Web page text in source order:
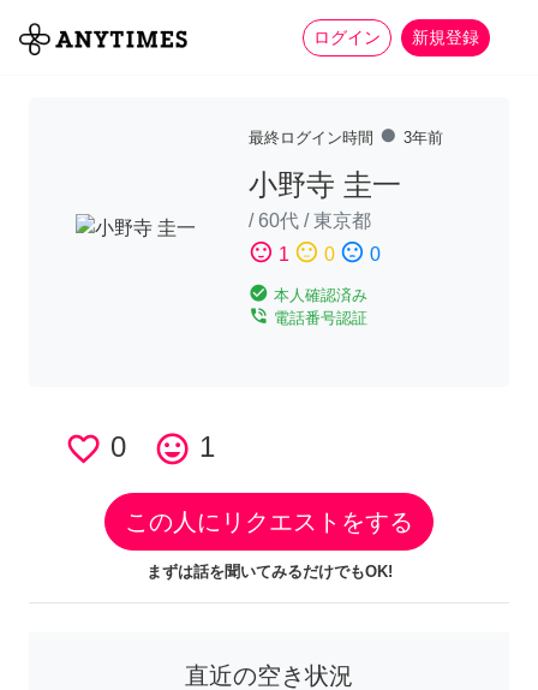
ログイン 新規登録
全て 家事 more_horiz
最終ログイン時間 fiber_manual_record 3年前
小野寺 圭一
/60代 /東京都
sentiment_satisfied 1 sentiment_neutral 0 sentiment_dissatisfied 0
check_circle 本人確認済み
phone_in_talk 電話番号認証
favorite_border 0 tag_faces 1
この人にリクエストをする
まずは話を聞いてみるだけでもOK!
直近の空き状況